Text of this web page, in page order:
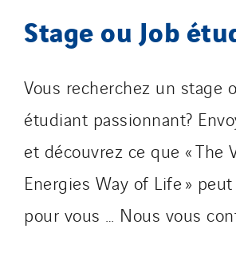
Stage ou Job
Vous recherchez un stage
étudiant passionnant?
et découvrez ce que « The
Energies Way of Life »
pour vous … Nous vous
Spain
Sweden
United Kingdom